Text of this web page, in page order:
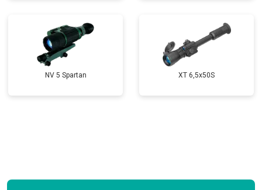
NV 5 Spartan XT 6,5x50S